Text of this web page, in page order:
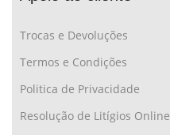
Trocas e Devoluções
Termos e Condições
Politica de Privacidade
Resolução de Litígios Online